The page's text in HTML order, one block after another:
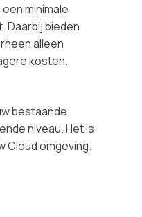
minimale
Daarbij bieden
alleen
kosten.
bestaande
niveau. Het is
Cloud omgeving.